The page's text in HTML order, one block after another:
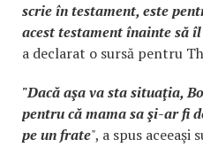
scrie în testament, este
acest testament înainte să
a declarat o sursă pentru
"Dacă aşa va sta situaţia,
pentru că mama sa şi-ar fi
pe un frate", a spus aceeaşi